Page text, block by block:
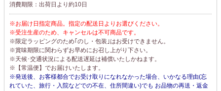
消費期限：出荷日より約10日
※お届け日指定商品。指定の配送日よりお選びください。
※受注生産のため、キャンセルは不可商品です。
※限定ラッピングのため｢のし・包装｣はお受けできません。
※賞味期限に関わらずお早めにお召し上がり下さい。
※天候･交通状況による配送遅延は補償いたしかねます。
※【常温便】でお届けいたします。
※発送後、お客様都合でお受け取りになれなかった場合、いかなる理由(忘
れていた、旅行・入院などでの不在、住所間違い)でも お品物の再送・返金